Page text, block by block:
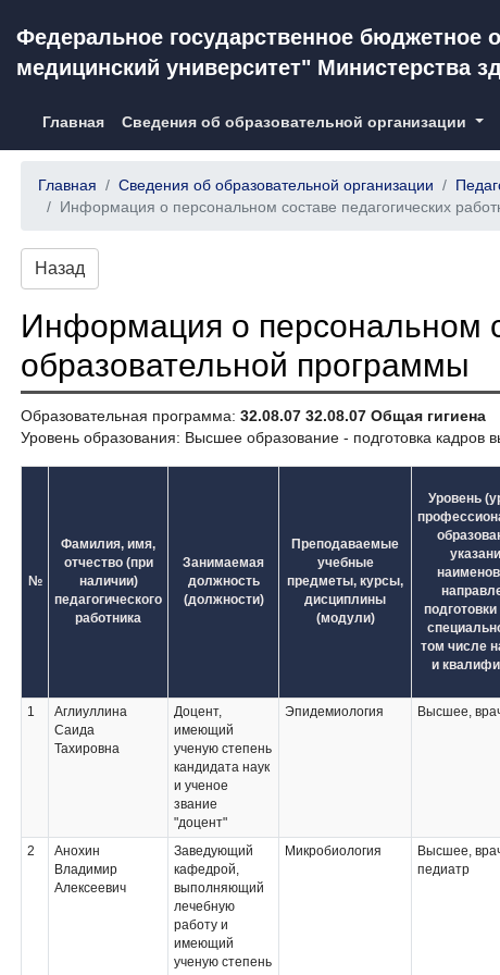
Федеральное государственное бюджетное
медицинский университет" Министерства
Главная(current)
Сведения об образовательной организации
Главная Сведения об образовательной организации
Информация о персональном составе педагогических
Назад
Информация о персональном
образовательной программы
Образовательная программа: 32.08.07 32.08.07 Общая гигиена
Уровень образования: Высшее образование - подготовка кадров
№
Фамилия, имя,
отчество (при
наличии)
педагогического
работника
Занимаемая
должность
(должности)
Преподаваемые
учебные
предметы, курсы,
дисциплины
(модули)
Уровень
том числе
и
1
Аглиуллина
Саида
Тахировна
Доцент,
имеющий
ученую степень
кандидата наук
и ученое
звание
"доцент"
Эпидемиология Высшее,
2
Анохин
Владимир
Алексеевич
Заведующий
кафедрой,
выполняющий
лечебную
работу и
имеющий
ученую степень
Микробиология
Высшее,
педиатр